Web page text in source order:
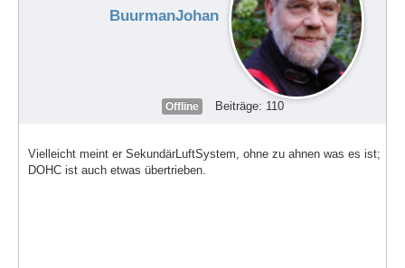
BuurmanJohan
Offline Beiträge: 110
Vielleicht meint er SekundärLuftSystem, ohne zu ahnen was es ist;
DOHC ist auch etwas übertrieben.